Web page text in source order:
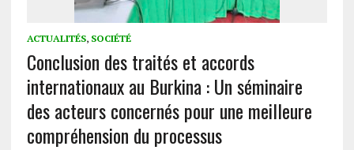
ACTUALITÉS, SOCIÉTÉ
Conclusion des traités et accords
internationaux au Burkina : Un séminaire
des acteurs concernés pour une meilleure
compréhension du processus